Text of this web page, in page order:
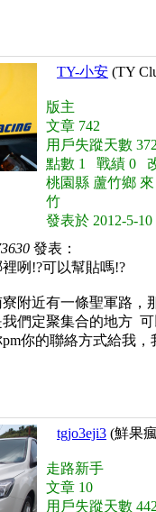
TY-小安 (TY
版主
文章 742
用戶失蹤天數
點數 1 戰績 0
桃園縣 蘆竹鄉
竹
發表於 2012-5-10
發表：
咧!?可以幫貼嗎!?
寮附近有一條聖軍路，
們定聚集合的地方
你的聯絡方式給我
tgjo3eji3 (鮮果
走路新手
文章 10
用戶失蹤天數